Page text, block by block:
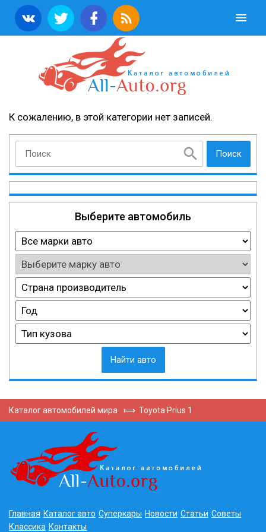
К сожалению, в этой категории нет записей.
Поиск
Выберите автомобиль
Найти авто
Каталог автомобилей мира ⟾ Toyota Prius 1
Главная Каталог авто Суперкары Новости Статьи Советы
Классика Контакты